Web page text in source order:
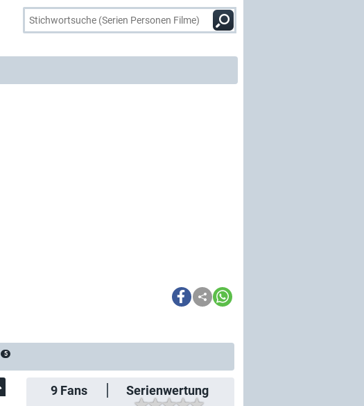
5
9 Fans Serienwertung